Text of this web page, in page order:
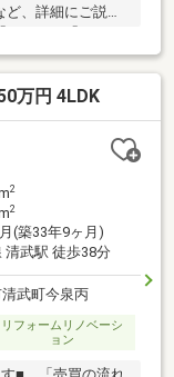
ど、詳細にご説
るとお得な
どの借り入れが
るけど借り換え
などお気軽にお
万円 4LDK
2
2
(築33年9ヶ月)
清武駅 徒歩38分
武町今泉丙
リフォームリノベーシ
ョン